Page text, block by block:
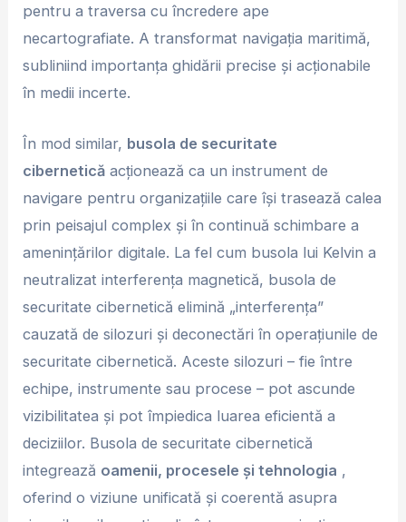
pentru a traversa cu încredere ape
necartografiate. A transformat navigația maritimă,
subliniind importanța ghidării precise și acționabile
în medii incerte.
În mod similar, busola de securitate
cibernetică acționează ca un instrument de
navigare pentru organizațiile care își trasează calea
prin peisajul complex și în continuă schimbare a
amenințărilor digitale. La fel cum busola lui Kelvin a
neutralizat interferența magnetică, busola de
securitate cibernetică elimină „interferența”
cauzată de silozuri și deconectări în operațiunile de
securitate cibernetică. Aceste silozuri – fie între
echipe, instrumente sau procese – pot ascunde
vizibilitatea și pot împiedica luarea eficientă a
deciziilor. Busola de securitate cibernetică
integrează oamenii, procesele și tehnologia ,
oferind o viziune unificată și coerentă asupra